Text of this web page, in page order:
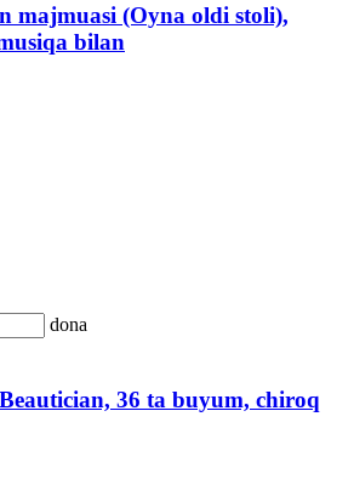
majmuasi (Oyna oldi stoli),
bilan
dona
36 ta buyum, chiroq